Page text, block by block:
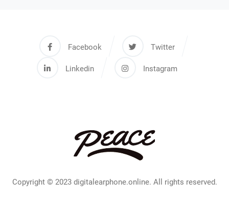
Facebook Twitter
Linkedin Instagram
Copyright © 2023 digitalearphone.online. All rights reserved.